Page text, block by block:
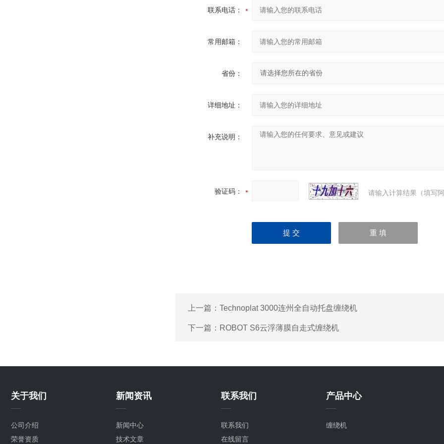
联系电话：
常用邮箱：
省份：
详细地址：
补充说明：
验证码： 请输入计算结果（填写
上一篇： Technoplat 3000连州全自动托盘缠绕机
下一篇： ROBOT S6云浮薄膜自走式缠绕机
关于我们
公司介绍
荣誉资质
新闻资讯
新闻中心
技术文章
联系我们
联系我们
在线留言
产品中心
缠绕机